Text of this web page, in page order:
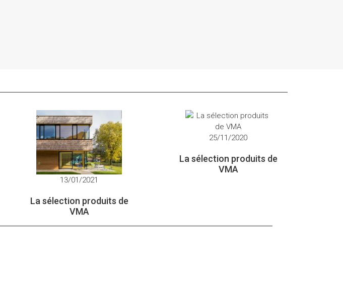
13/01/2021
La sélection produits de
VMA
25/11/2020
La sélection produits de
VMA